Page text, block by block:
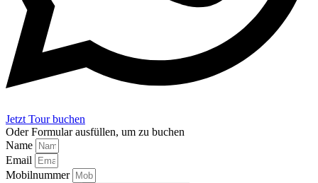
Jetzt Tour buchen
Oder Formular ausfüllen, um zu buchen
Name
Email
Mobilnummer